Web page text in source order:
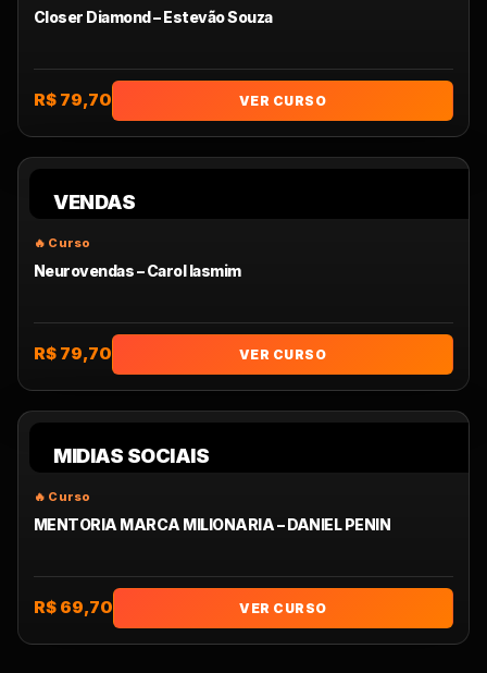
Closer Diamond – Estevão Souza
R$ 79,70 VER CURSO
VENDAS
Neurovendas – Carol Iasmim
R$ 79,70 VER CURSO
MIDIAS SOCIAIS
MENTORIA MARCA MILIONARIA – DANIEL PENIN
R$ 69,70 VER CURSO